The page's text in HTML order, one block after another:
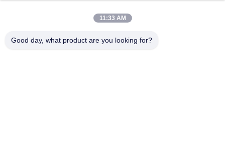
Alamat
11:33 AM
Good day, what product are you looking for?